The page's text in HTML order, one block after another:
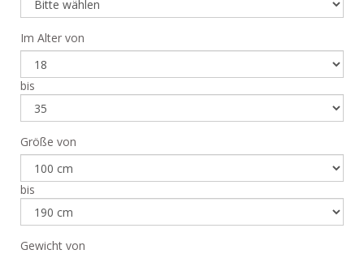
Im Alter von
bis
Größe von
bis
Gewicht von